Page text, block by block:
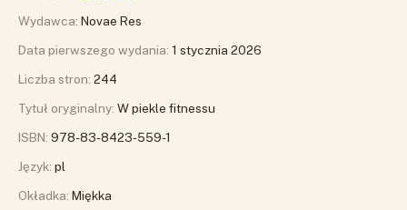
Wydawca: Novae Res
Data pierwszego wydania: 1 stycznia 2026
Liczba stron: 244
Tytuł oryginalny: W piekle fitnessu
ISBN: 978-83-8423-559-1
Język: pl
Okładka: Miękka